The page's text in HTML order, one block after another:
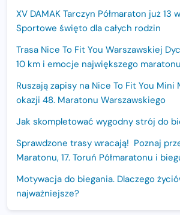
XV DAMAK Tarczyn Półmaraton już 13
Sportowe święto dla całych rodzin
Trasa Nice To Fit You Warszawskiej
10 km i emocje największego
Ruszają zapisy na Nice To Fit You Mini
okazji 48. Maratonu Warszawskiego
Jak skompletować wygodny strój do
Sprawdzone trasy wracają! Poznaj
Maratonu, 17. Toruń Półmaratonu i
Motywacja do biegania. Dlaczego
najważniejsze?